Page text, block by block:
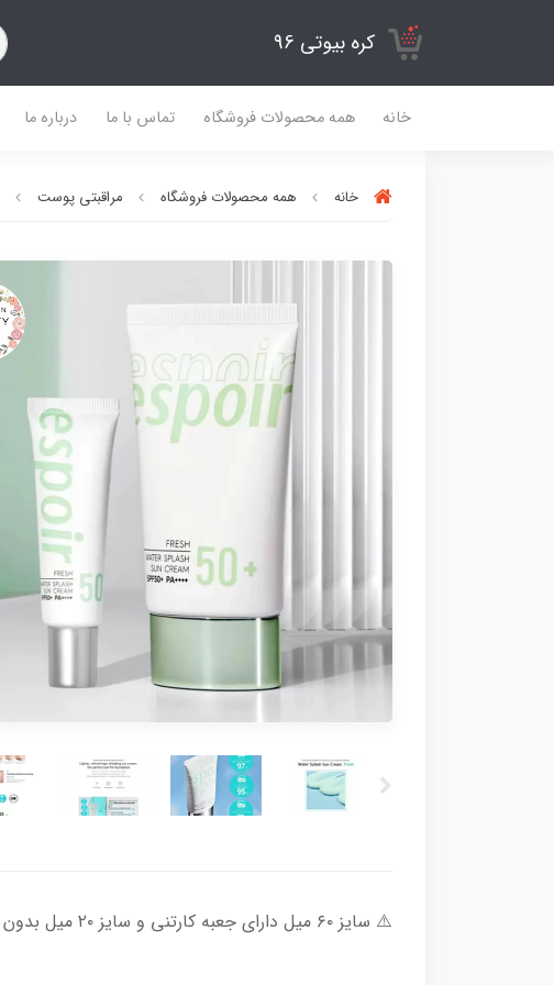
کره بیوتی 96
خانه همه محصولات فروشگاه تماس با ما درباره ما
خانه همه محصولات فروشگاه مراقبتی پوست
⚠️ سایز ۶۰ میل دارای جعبه کارتنی و سایز ۲۰ میل بدون جعبه میباشد ⚠️